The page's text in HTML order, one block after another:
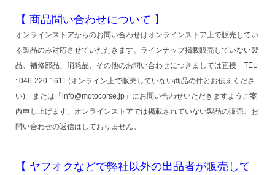
【 商品問い合わせについて 】
オンラインストアからのお問い合わせはオンラインストア上で販売してい
る製品のみ対応させていただきます。ラインナップ掲載販売していない製
品、補修部品、消耗品、その他のお問い合わせにつきましては直接「TEL
: 046-220-1611 (オンライン上で販売していない商品の件とお伝えくださ
い)」または「info@motocorse.jp」にお問い合わせいただきますようご案
内申し上げます。オンラインストアでは掲載されていない製品の販売、お
問い合わせの返信はしておりません。
【 ヤフオクなどで弊社以外の出品者が販売して